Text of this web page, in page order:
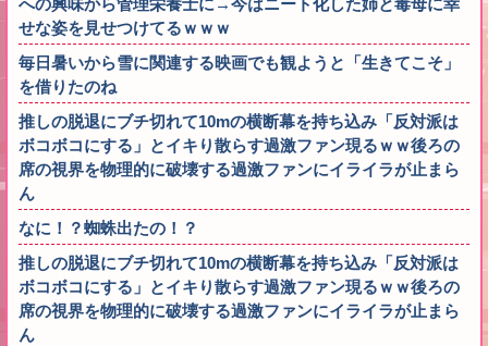
への興味から管理栄養士に→今はニート化した姉と毒母に幸
せな姿を見せつけてるｗｗｗ
毎日暑いから雪に関連する映画でも観ようと「生きてこそ」
を借りたのね
推しの脱退にブチ切れて10mの横断幕を持ち込み「反対派は
ボコボコにする」とイキり散らす過激ファン現るｗｗ後ろの
席の視界を物理的に破壊する過激ファンにイライラが止まら
ん
なに！？蜘蛛出たの！？
推しの脱退にブチ切れて10mの横断幕を持ち込み「反対派は
ボコボコにする」とイキり散らす過激ファン現るｗｗ後ろの
席の視界を物理的に破壊する過激ファンにイライラが止まら
ん